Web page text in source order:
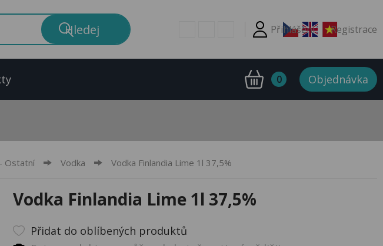
Přihlášení Registrace
0 Objednávka
Ostatní Vodka Vodka Finlandia Lime 1l 37,5%
Vodka Finlandia Lime 1l 37,5%
Přidat do oblíbených produktů